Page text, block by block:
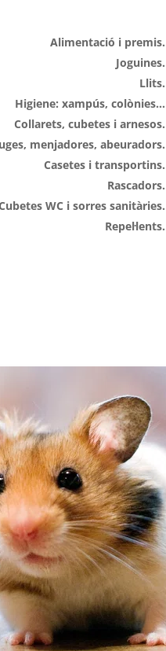
Alimentació i premis.
Joguines.
Llits.
Higiene: xampús, colònies…
Collarets, cubetes i arnesos.
menjadores, abeuradors.
Casetes i transportins.
Rascadors.
WC i sorres sanitàries.
Repel·lents.